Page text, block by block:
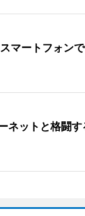
マートフォン
ネットと格闘す